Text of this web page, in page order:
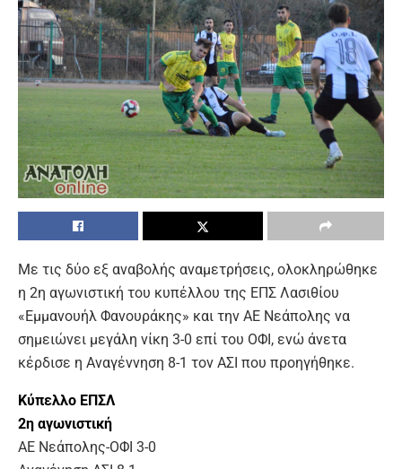
Με τις δύο εξ αναβολής αναμετρήσεις, ολοκληρώθηκε
η 2η αγωνιστική του κυπέλλου της ΕΠΣ Λασιθίου
«Εμμανουήλ Φανουράκης» και την ΑΕ Νεάπολης να
σημειώνει μεγάλη νίκη 3-0 επί του ΟΦΙ, ενώ άνετα
κέρδισε η Αναγέννηση 8-1 τον ΑΣΙ που προηγήθηκε.
Κύπελλο ΕΠΣΛ
2η αγωνιστική
ΑΕ Νεάπολης-ΟΦΙ 3-0